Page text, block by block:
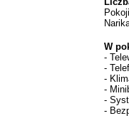
W
-
-
-
-
-
-